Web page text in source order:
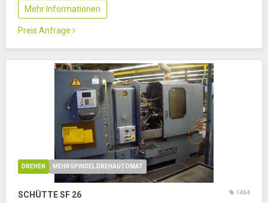
Mehr Informationen
Preis Anfrage
DREHEN MEHRSPINDEL DREHAUTOMAT
SCHÜTTE SF 26 1464